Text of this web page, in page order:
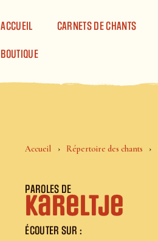
ACCUEIL
CARNETS DE CHANTS
BOUTIQUE
Accueil Répertoire des chants
PAROLES DE
Kareltje
ÉCOUTER SUR :